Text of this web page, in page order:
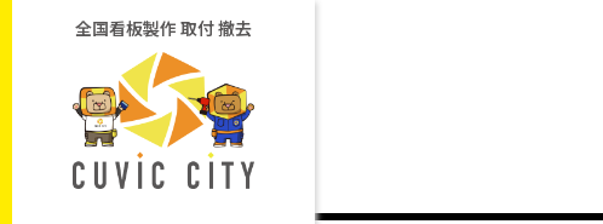
全国看板製作 取付 撤去